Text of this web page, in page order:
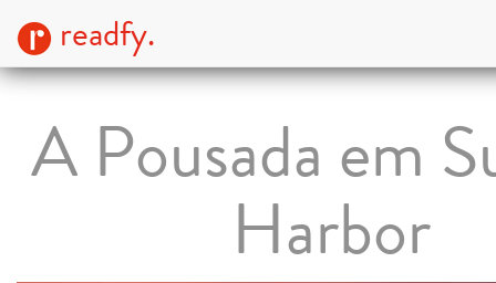
readfy.
A Pousada em
Harbor